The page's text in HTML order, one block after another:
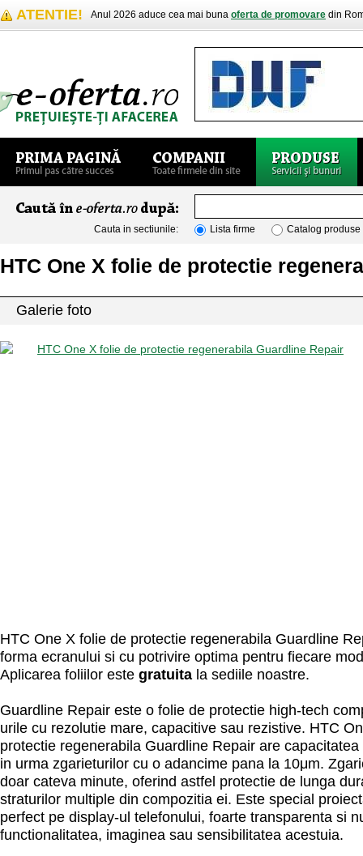
ATENTIE! Anul 2026 aduce cea mai buna oferta de promovare din
Cauta in sectiunile: Lista firme Catalog produse
HTC One X folie de protectie
Galerie foto
HTC One X folie de protectie regenerabila Guardline
forma ecranului si cu potrivire optima pentru fiecare
Aplicarea foliilor este gratuita la sediile noastre.
Guardline Repair este o folie de protectie high-tech
urile cu rezolutie mare, capacitive sau rezistive. HTC
protectie regenerabila Guardline Repair are
in urma zgarieturilor cu o adancime pana la 10μm.
doar cateva minute, oferind astfel protectie de lunga
straturilor multiple din compozitia ei. Este special
perfect pe display-ul telefonului, foarte transparenta si
functionalitatea, imaginea sau sensibilitatea acestuia.